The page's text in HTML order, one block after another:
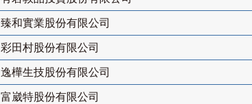
臻和實業股份有限公司
彩田村股份有限公司
逸樺生技股份有限公司
富崴特股份有限公司